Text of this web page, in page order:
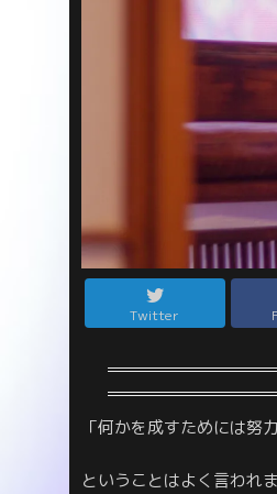
Twitter
「何かを成すためには努
ということはよく言われ